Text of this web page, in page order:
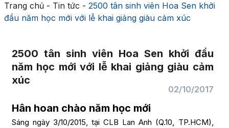
Trang chủ- Tin tức - 2500 tân sinh viên Hoa Sen khởi
đầu năm học mới với lễ khai giảng giàu cảm xúc
2500 tân sinh viên Hoa Sen khởi đầu
năm học mới với lễ khai giảng giàu cảm
xúc
02/10/2017
Hân hoan chào năm học mới
Sáng ngày 3/10/2015, tại CLB Lan Anh (Q.10, TP.HCM),